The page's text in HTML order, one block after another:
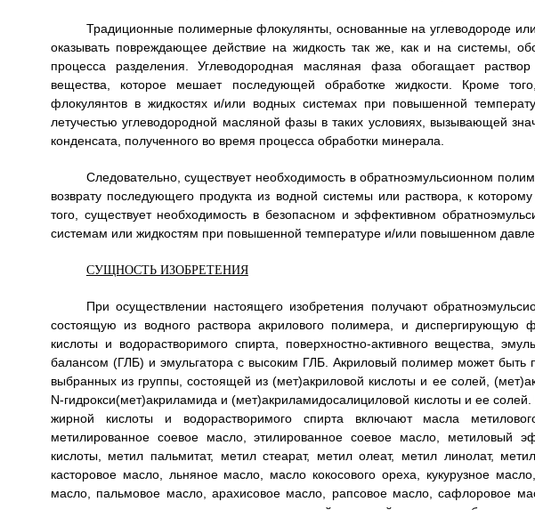
Традиционные полимерные флокулянты, основанные на углеводороде
оказывать повреждающее действие на жидкость так же, как и на системы,
процесса разделения. Углеводородная масляная фаза обогащает раствор
вещества, которое мешает последующей обработке жидкости. Кроме
флокулянтов в жидкостях и/или водных системах при повышенной
летучестью углеводородной масляной фазы в таких условиях, вызывающей
конденсата, полученного во время процесса обработки минерала.
Следовательно, существует необходимость в обратноэмульсионном
возврату последующего продукта из водной системы или раствора, к
того, существует необходимость в безопасном и эффективном
системам или жидкостям при повышенной температуре и/или повышенном
СУЩНОСТЬ ИЗОБРЕТЕНИЯ
При осуществлении настоящего изобретения получают
состоящую из водного раствора акрилового полимера, и
кислоты и водорастворимого спирта, поверхностно-активного вещества,
балансом (ГЛБ) и эмульгатора с высоким ГЛБ. Акриловый полимер может быть
выбранных из группы, состоящей из (мет)акриловой кислоты и ее солей,
N-гидрокси(мет)акриламида и (мет)акриламидосалициловой кислоты и ее
жирной кислоты и водорастворимого спирта включают масла
метилированное соевое масло, этилированное соевое масло, метиловый
кислоты, метил пальмитат, метил стеарат, метил олеат, метил линолат,
касторовое масло, льняное масло, масло кокосового ореха, кукурузное
масло, пальмовое масло, арахисовое масло, рапсовое масло, сафлоровое